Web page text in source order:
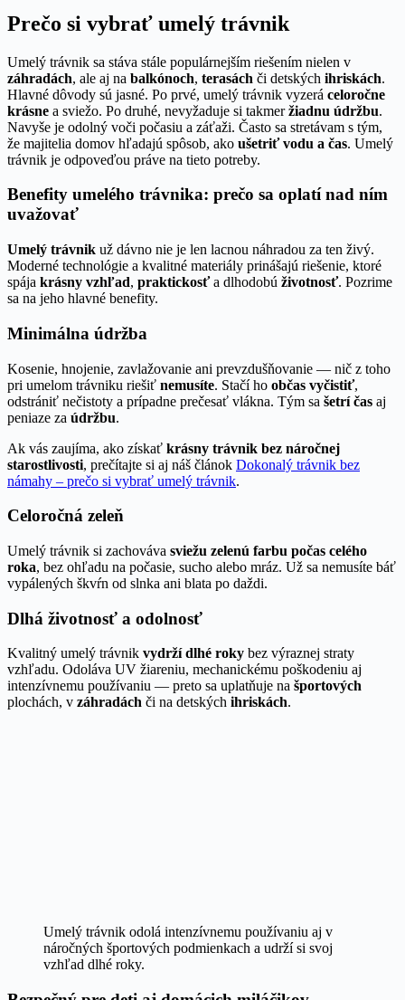
Prečo si vybrať umelý trávnik
Umelý trávnik sa stáva stále populárnejším riešením nielen v
záhradách, ale aj na balkónoch, terasách či detských ihriskách.
Hlavné dôvody sú jasné. Po prvé, umelý trávnik vyzerá celoročne
krásne a sviežo. Po druhé, nevyžaduje si takmeržiadnu údržbu.
Navyše je odolný voči počasiu a záťaži. Často sa stretávam s tým,
že majitelia domov hľadajú spôsob, ako ušetriť vodu a čas. Umelý
trávnik je odpoveďou práve na tieto potreby.
Benefity umelého trávnika: prečo sa oplatí nad ním
uvažovať
Umelý trávnik už dávno nie je len lacnou náhradou za ten živý.
Moderné technológie a kvalitné materiály prinášajú riešenie, ktoré
spája krásny vzhľad, praktickosťa dlhodobú životnosť. Pozrime
sa na jeho hlavné benefity.
Minimálna údržba
Kosenie, hnojenie, zavlažovanie ani prevzdušňovanie — nič z toho
pri umelom trávniku riešiť nemusíte. Stačí ho občas vyčistiť,
odstrániť nečistoty a prípadne prečesať vlákna. Tým sa šetrí čas aj
peniaze za údržbu.
Ak vás zaujíma, ako získať krásny trávnik bez náročnej
starostlivosti, prečítajte si aj náš článok Dokonalý trávnik bez
námahy – prečo si vybrať umelý trávnik.
Celoročná zeleň
Umelý trávnik si zachováva sviežu zelenú farbu počas celého
roka, bez ohľadu na počasie, sucho alebo mráz. Už sa nemusíte báť
vypálených škvŕn od slnka ani blata po daždi.
Dlhá životnosť a odolnosť
Kvalitný umelý trávnik vydrží dlhé roky bez výraznej straty
vzhľadu. Odoláva UV žiareniu, mechanickému poškodeniu aj
intenzívnemu používaniu — preto sa uplatňuje na športových
plochách, v záhradách či na detských ihriskách.
Umelý trávnik odolá intenzívnemu používaniu aj v
náročných športových podmienkach a udrží si svoj
vzhľad dlhé roky.